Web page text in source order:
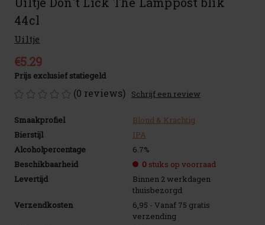
44cl
Uiltje
€5.29
Prijs exclusief statiegeld
(0 reviews) Schrijf een review
Smaakprofiel
Blond & Krachtig
Bierstijl
IPA
Alcoholpercentage
6.7%
Beschikbaarheid
0 stuks op voorraad
Levertijd
Binnen 2 werkdagen
thuisbezorgd
Verzendkosten
6,95 - Vanaf 75 gratis
verzending